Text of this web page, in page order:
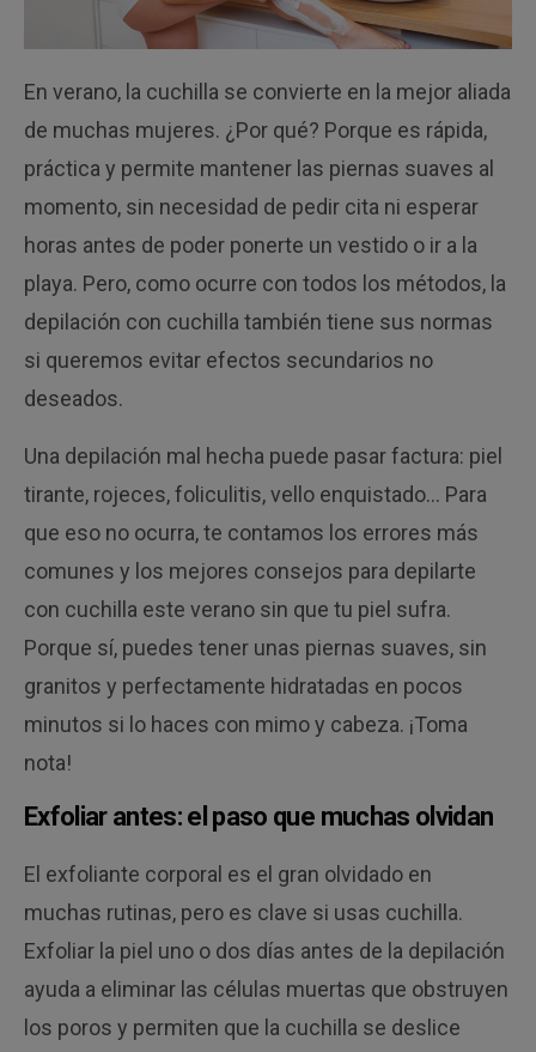
En verano, la cuchilla se convierte en la mejor aliada
de muchas mujeres. ¿Por qué? Porque es rápida,
práctica y permite mantener las piernas suaves al
momento, sin necesidad de pedir cita ni esperar
horas antes de poder ponerte un vestido o ir a la
playa. Pero, como ocurre con todos los métodos, la
depilación con cuchilla también tiene sus normas
si queremos evitar efectos secundarios no
deseados.
Una depilación mal hecha puede pasar factura: piel
tirante, rojeces, foliculitis, vello enquistado… Para
que eso no ocurra, te contamos los errores más
comunes y los mejores consejos para depilarte
con cuchilla este verano sin que tu piel sufra.
Porque sí, puedes tener unas piernas suaves, sin
granitos y perfectamente hidratadas en pocos
minutos si lo haces con mimo y cabeza. ¡Toma
nota!
Exfoliar antes: el paso que muchas olvidan
El exfoliante corporal es el gran olvidado en
muchas rutinas, pero es clave si usas cuchilla.
Exfoliar la piel uno o dos días antes de la depilación
ayuda a eliminar las células muertas que obstruyen
los poros y permiten que la cuchilla se deslice